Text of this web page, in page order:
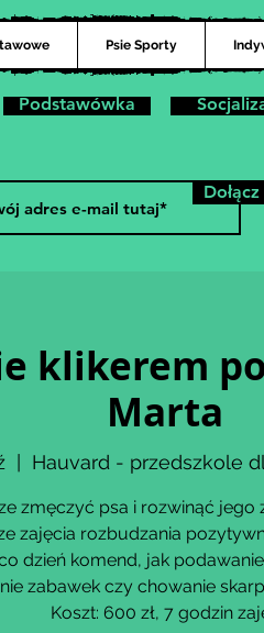
Psie Sporty
Podstawówka
klikerem
Marta
Hauvard - przedszkole
zmęczyć psa i rozwinąć jego
zajęcia rozbudzania
dzień komend, jak
zabawek czy chowanie
Koszt: 600 zł, 7 godzin